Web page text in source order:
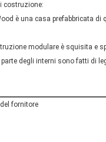
costruzione:
è una casa prefabbricata
modulare è squisita e
degli interni sono fatti di
fornitore